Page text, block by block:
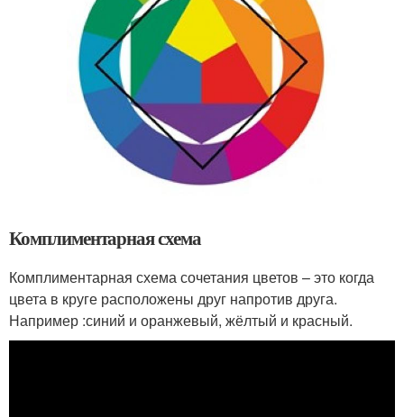
Комплиментарная схема
Комплиментарная схема сочетания цветов – это когда
цвета в круге расположены друг напротив друга.
Например :синий и оранжевый, жёлтый и красный.